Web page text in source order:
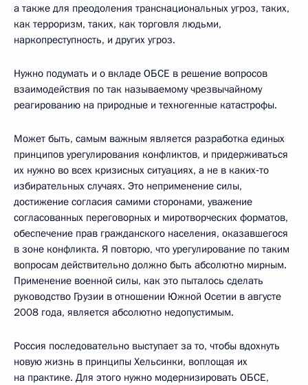
а также для преодоления транснациональных угроз, таких,
как терроризм, таких, как торговля людьми,
наркопреступность, и других угроз.
Нужно подумать и о вкладе ОБСЕ в решение вопросов
взаимодействия по так называемому чрезвычайному
реагированию на природные и техногенные катастрофы.
Может быть, самым важным является разработка единых
принципов урегулирования конфликтов, и придерживаться
их нужно во всех кризисных ситуациях, а не в каких‑то
избирательных случаях. Это неприменение силы,
достижение согласия самими сторонами, уважение
согласованных переговорных и миротворческих форматов,
обеспечение прав гражданского населения, оказавшегося
в зоне конфликта. Я повторю, что урегулирование по таким
вопросам действительно должно быть абсолютно мирным.
Применение военной силы, как это пыталось сделать
руководство Грузии в отношении Южной Осетии в августе
2008 года, является абсолютно недопустимым.
Россия последовательно выступает за то, чтобы вдохнуть
новую жизнь в принципы Хельсинки, воплощая их
на практике. Для этого нужно модернизировать ОБСЕ,